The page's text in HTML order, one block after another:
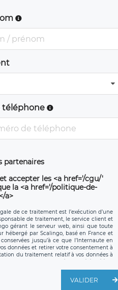
téléphone
partenaires
accepter les <a href='/cgu/'
la <a href='/politique-de-
a>
de ce traitement est l’exécution d’une
de traitement, le service client et
gérant le serveur web, ainsi que toute
hébergé par Scalingo, basé en France et
jusqu’à ce que l’Internaute en
données et retirer votre consentement à
du traitement relatif à vos données à
ces droits auprès du délégué à la
joignable à l’adresse mail suivante :
le droit d’introduire une réclamation
VALIDER